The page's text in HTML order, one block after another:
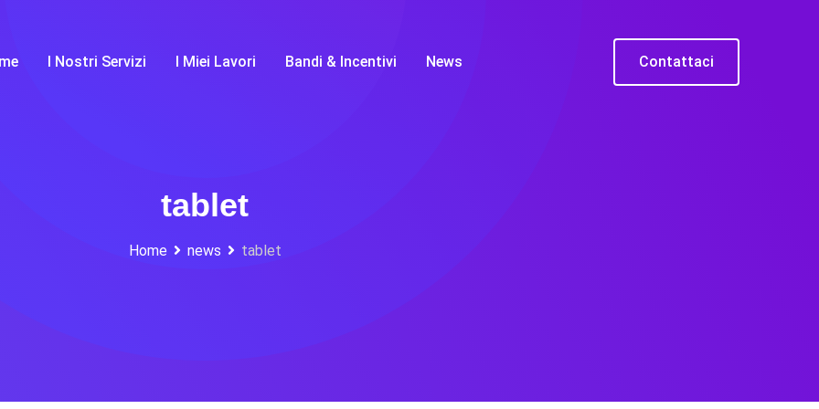
I Nostri Servizi I Miei Lavori Bandi & Incentivi News Contattaci
tablet
Home news tablet